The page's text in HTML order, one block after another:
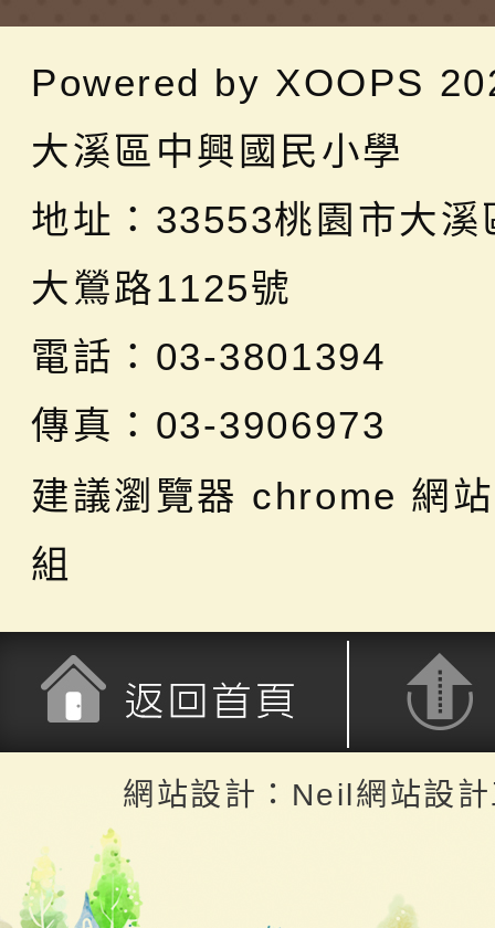
Powered by XOOPS
大溪區中興國民小學
地址： 33553桃園市大溪
大鶯路1125號
電話：03-3801394
傳真：03-3906973
建議瀏覽器 chrome 網
組
返回頂端
網站設計：Neil網站設